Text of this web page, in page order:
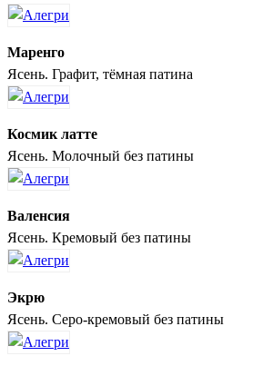
Маренго
Ясень. Графит, тёмная патина
Космик латте
Ясень. Молочный без патины
Валенсия
Ясень. Кремовый без патины
Экрю
Ясень. Серо-кремовый без патины